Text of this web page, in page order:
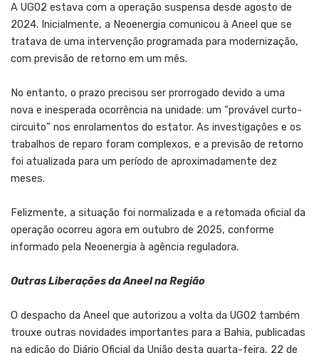
A UG02 estava com a operação suspensa desde agosto de
2024. Inicialmente, a Neoenergia comunicou à Aneel que se
tratava de uma intervenção programada para modernização,
com previsão de retorno em um mês.
No entanto, o prazo precisou ser prorrogado devido a uma
nova e inesperada ocorrência na unidade: um “provável curto-
circuito” nos enrolamentos do estator. As investigações e os
trabalhos de reparo foram complexos, e a previsão de retorno
foi atualizada para um período de aproximadamente dez
meses.
Felizmente, a situação foi normalizada e a retomada oficial da
operação ocorreu agora em outubro de 2025, conforme
informado pela Neoenergia à agência reguladora.
Outras Liberações da Aneel na Região
O despacho da Aneel que autorizou a volta da UG02 também
trouxe outras novidades importantes para a Bahia, publicadas
na edição do Diário Oficial da União desta quarta-feira, 22 de